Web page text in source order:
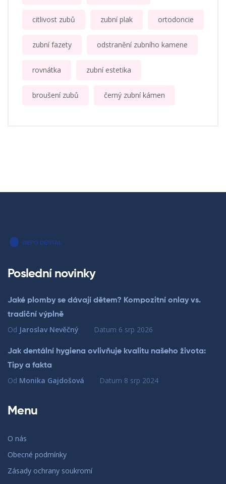
citlivost zubů zubní plak ortodoncie
zubní fazety odstranění zubního kamene
rovnátka zubní estetika
broušení zubů černý zubní kámen
Poslední novinky
Jaké plomby se dávají dětem? Kompozitní onlay vs.
tradiční výplně
Od Jaroslav Nevěčný Datum 6 srp 2026
Jak dentální hygiena ovlivňuje kvalitu našeho života:
Tipy a fakta
Od Monika Gajdošová Datum 8 srp 2024
Menu
O nás
Obecné podmínky
Zásady ochrany soukromí